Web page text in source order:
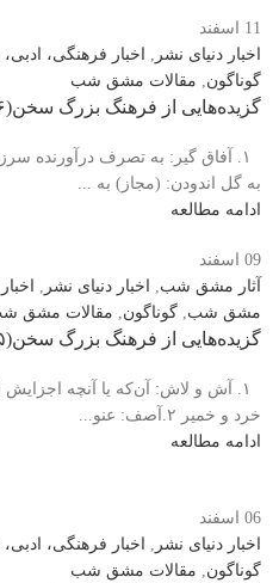
11 اسفند
اخبار دنیای نشر
اخبار فرهنگی،
گوناگون
مقالات مشق شب
️گزیده‌هایی از فرهنگ بزرگ سخن(۱۶)
به گل اندودن: (مجاز) به ...
ادامه مطالعه
09 اسفند
آثار مشق شب
اخبار دنیای نشر
مشق شب گوناگون مقالات مشق
️گزیده‌هایی از فرهنگ بزرگ سخن(۱۵)
۱. آش و لاش: آن‌که یا آنچه اجزایش
خرد و خمیر ۲.آصف: عنو...
ادامه مطالعه
06 اسفند
اخبار دنیای نشر
اخبار فرهنگی،
گوناگون
مقالات مشق شب